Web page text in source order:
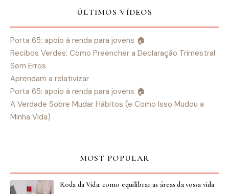
ÚLTIMOS VÍDEOS
Porta 65: apoio à renda para jovens 🏠
Recibos Verdes: Como Preencher a Declaração Trimestral
Sem Erros
Aprendam a relativizar
Porta 65: apoio à renda para jovens 🏠
A Verdade Sobre Mudar Hábitos (e Como Isso Mudou a
Minha Vida)
MOST POPULAR
Roda da Vida: como equilibrar as áreas da vossa vida